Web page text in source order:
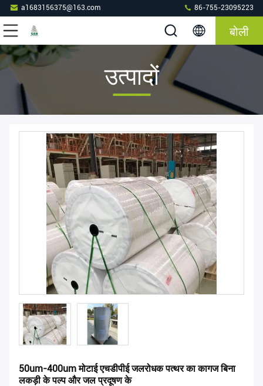
a1683156375@163.com 86-755-23095223
बोली
उत्पादों
50um-400um मोटाई एचडीपीई जलरोधक पत्थर का कागज बिना
लकड़ी के पल्प और जल प्रदूषण के